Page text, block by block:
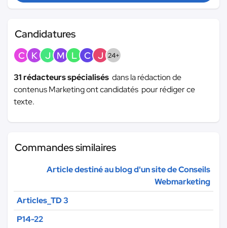
Candidatures
C K J M L C J 24+
31 rédacteurs spécialisés dans la rédaction de
contenus Marketing ont candidatés pour rédiger ce
texte.
Commandes similaires
Article destiné au blog d'un site de Conseils
Webmarketing
Articles_TD 3
P14-22